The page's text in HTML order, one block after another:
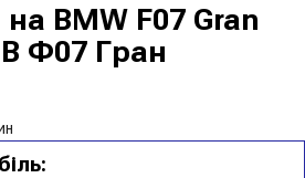
BMW F07 Gran
Ф07 Гран